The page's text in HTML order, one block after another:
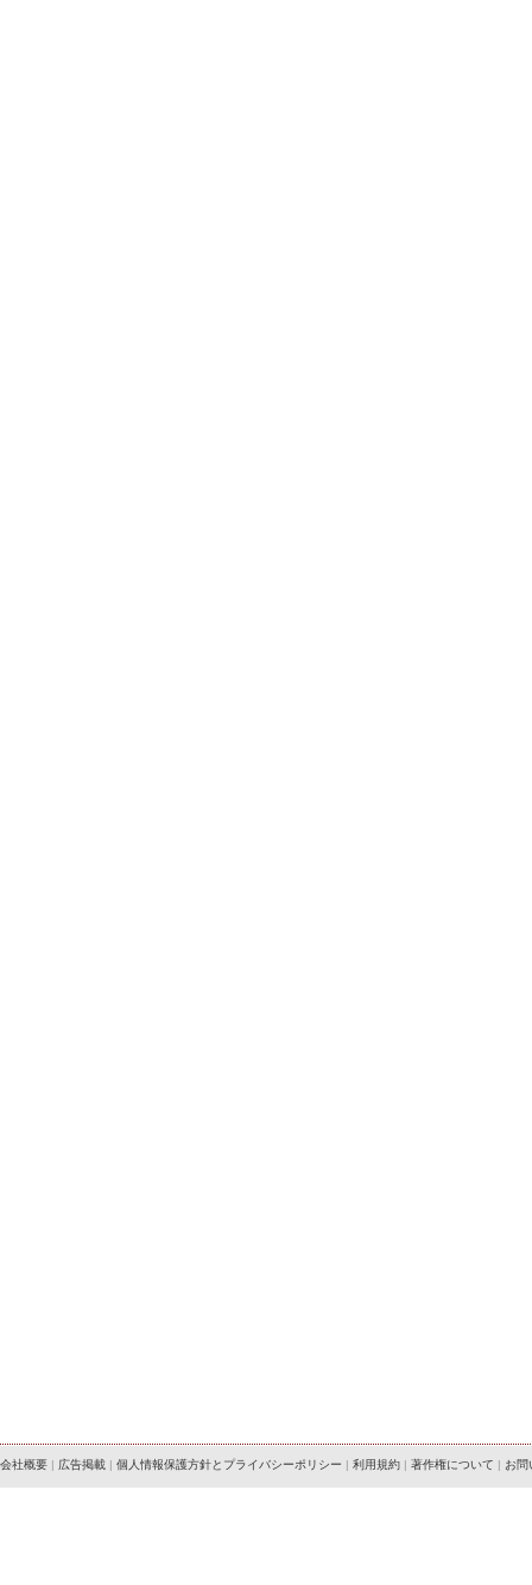
会社概要 | 広告掲載 | 個人情報保護方針とプライバシーポリシー | 利用規約 | 著作権について | お問